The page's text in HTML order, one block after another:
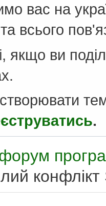
вас на
всього
якщо ви
.